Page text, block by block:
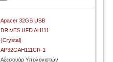
Apacer 32GB USB
DRIVES UFD AH111
(Crystal)
AP32GAH111CR-1
Αξεσουάρ Υπολογιστών